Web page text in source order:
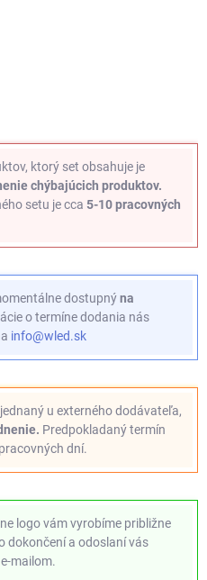
ktorý set obsahuje je
chýbajúcich produktov.
setu je cca 5-10 pracovných
dostupnýna
o termíne dodania nás
info@wled.sk
u externého dodávateľa,
Predpokladaný termín
dní.
logo vám vyrobíme približne
dokončení a odoslaní vás
mailom.